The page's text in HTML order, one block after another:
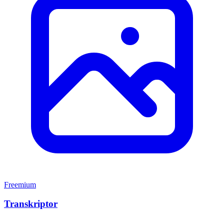
Freemium
Transkriptor